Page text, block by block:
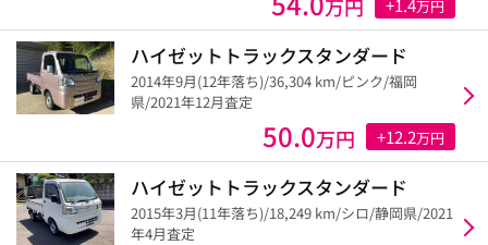
万円 万円
ハイゼットトラックスタンダード
2014年9月(12年落ち)/36,304 km/ピンク/福岡
県/2021年12月査定
50.0万円 +12.2万円
ハイゼットトラックスタンダード
2015年3月(11年落ち)/18,249 km/シロ/静岡県/2021
年4月査定